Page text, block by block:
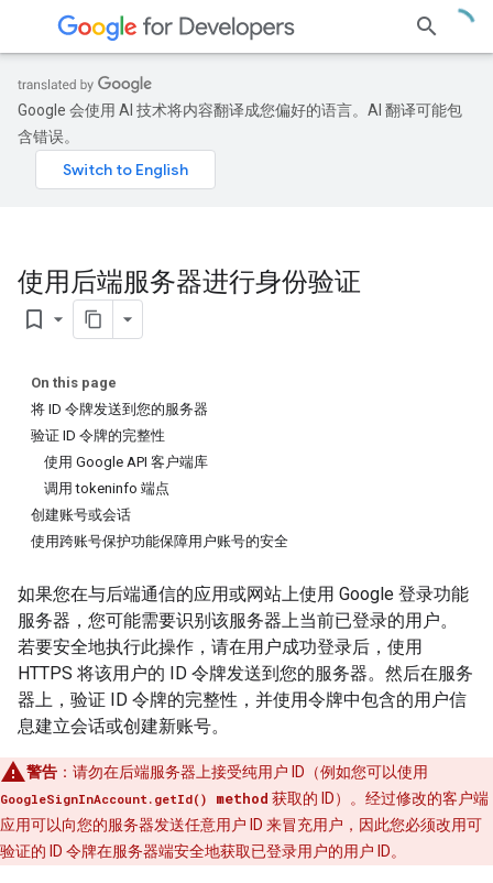
Google 会使用 AI 技术将内容翻译成您偏好的语言。AI 翻译可能包
含错误。
使用后端服务器进行身份验证
bookmark_border
On this page
将 ID 令牌发送到您的服务器
验证 ID 令牌的完整性
使用 Google API 客户端库
调用 tokeninfo 端点
创建账号或会话
使用跨账号保护功能保障用户账号的安全
如果您在与后端通信的应用或网站上使用 Google 登录功能
服务器，您可能需要识别该服务器上当前已登录的用户。
若要安全地执行此操作，请在用户成功登录后，使用
HTTPS 将该用户的 ID 令牌发送到您的服务器。然后在服务
器上，验证 ID 令牌的完整性，并使用令牌中包含的用户信
息建立会话或创建新账号。
警告 ：请勿在后端服务器上接受纯用户 ID（例如您可以使用
GoogleSignInAccount.getId() method 获取的 ID）。经过修改的客户端
应用可以向您的服务器发送任意用户 ID 来冒充用户，因此您必须改用可
验证的 ID 令牌在服务器端安全地获取已登录用户的用户 ID。